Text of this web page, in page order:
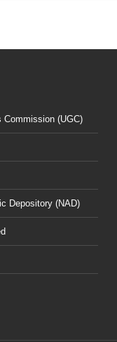
Commission (UGC)
Depository (NAD)